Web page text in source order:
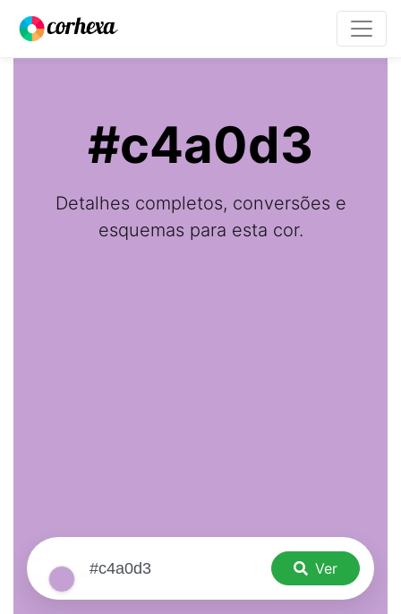
#c4a0d3
Detalhes completos, conversões e
esquemas para esta cor.
Ver